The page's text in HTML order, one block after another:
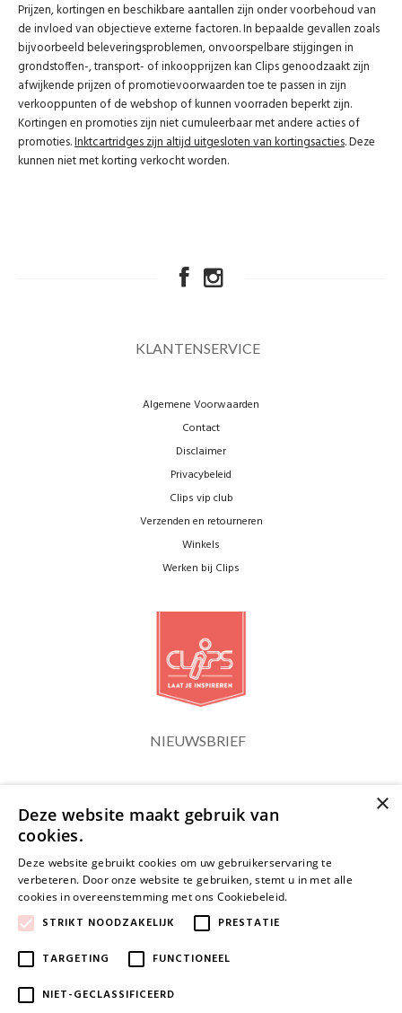
Prijzen, kortingen en beschikbare aantallen zijn onder voorbehoud van
de invloed van objectieve externe factoren. In bepaalde gevallen zoals
bijvoorbeeld beleveringsproblemen, onvoorspelbare stijgingen in
grondstoffen-, transport- of inkoopprijzen kan Clips genoodzaakt zijn
afwijkende prijzen of promotievoorwaarden toe te passen in zijn
verkooppunten of de webshop of kunnen voorraden beperkt zijn.
Kortingen en promoties zijn niet cumuleerbaar met andere acties of
promoties.Inktcartridges zijn altijd uitgesloten van kortingsacties. Deze
kunnen niet met korting verkocht worden.
KLANTENSERVICE
Algemene Voorwaarden
Contact
Disclaimer
Privacybeleid
Clips vip club
Verzenden en retourneren
Winkels
Werken bij Clips
NIEUWSBRIEF
×
Deze website maakt gebruik van
cookies.
Deze website gebruikt cookies om uw gebruikerservaring te
verbeteren. Door onze website te gebruiken, stemt u in met alle
cookies in overeenstemming met ons Cookiebeleid.
STRIKT NOODZAKELIJK
PRESTATIE
TARGETING
FUNCTIONEEL
NIET-GECLASSIFICEERD